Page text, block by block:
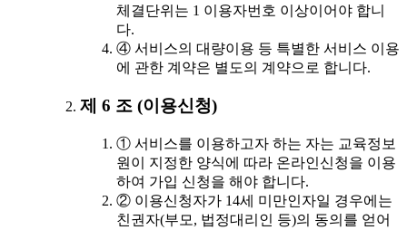
체결단위는 1 이용자번호 이상이어야 합니
다.
④ 서비스의 대량이용 등 특별한 서비스 이용
에 관한 계약은 별도의 계약으로 합니다.
제 6 조 (이용신청)
① 서비스를 이용하고자 하는 자는 교육정보
원이 지정한 양식에 따라 온라인신청을 이용
하여 가입 신청을 해야 합니다.
② 이용신청자가 14세 미만인자일 경우에는
친권자(부모, 법정대리인 등)의 동의를 얻어